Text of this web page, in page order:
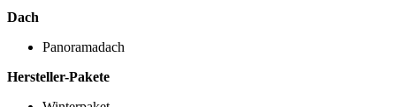
Dach
Panoramadach
Hersteller-Pakete